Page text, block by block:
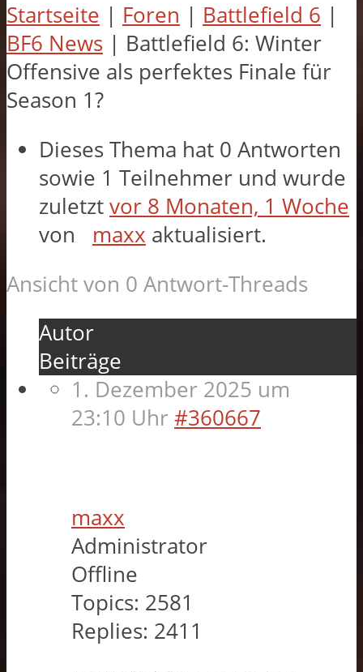
Startseite | Foren | Battlefield 6 |
BF6 News | Battlefield 6: Winter
Offensive als perfektes Finale für
Season 1?
Dieses Thema hat 0 Antworten
sowie 1 Teilnehmer und wurde
zuletzt vor 8 Monaten, 1 Woche
von
maxx aktualisiert.
Ansicht von 0 Antwort-Threads
Autor
Beiträge
1. Dezember 2025 um
23:10 Uhr #360667
maxx
Administrator
Offline
Topics: 2581
Replies: 2411